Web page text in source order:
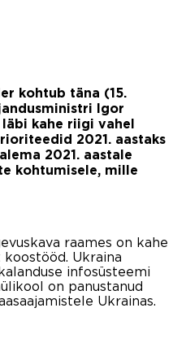
kohtub täna (15.
Igor
kahe riigi vahel
2021. aastaks
2021. aastale
kohtumisele, mille
raames on kahe
Ukraina
infosüsteemi
on panustanud
Ukrainas.